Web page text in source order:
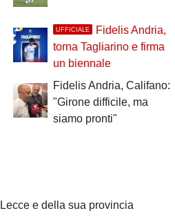
UFFICIALE
Fidelis Andria,
torna Tagliarino e firma
un biennale
Fidelis Andria, Califano:
"Girone difficile, ma
siamo pronti"
e della sua provincia